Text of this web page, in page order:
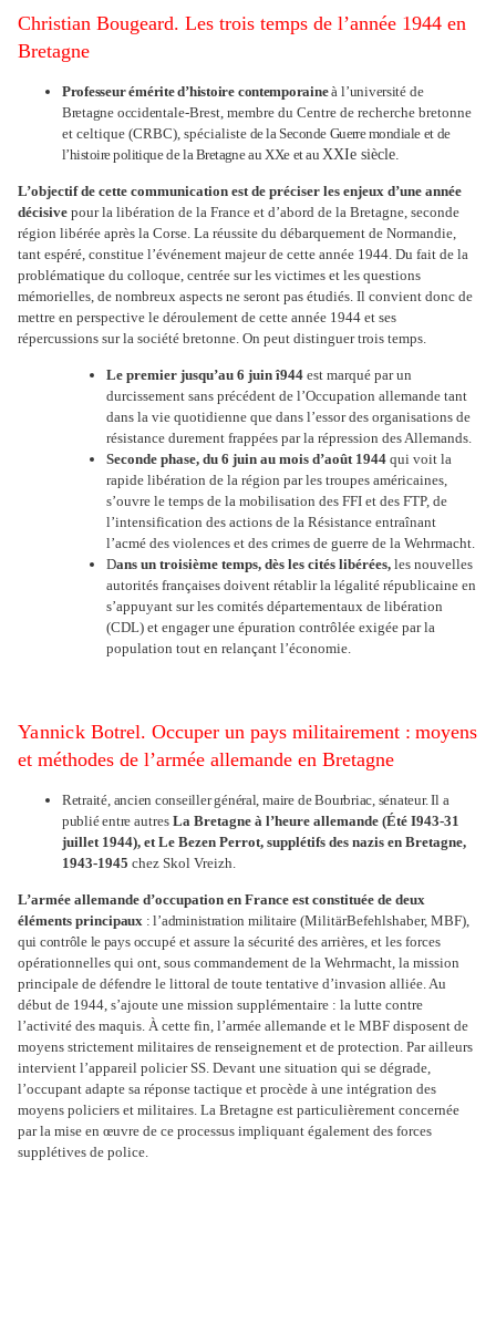
Christian Bougeard. Les trois temps de l’année 1944 en
Bretagne
Professeur émérite d’histoire contemporaine à l’université de
Bretagne occidentale-Brest, membre du Centre de recherche bretonne
et celtique (CRBC), spécialiste de la Seconde Guerre mondiale et de
l’histoire politique de la Bretagne au XXe et au XXIe siècle.
L’objectif de cette communication est de préciser les enjeux d’une année
décisive pour la libération de la France et d’abord de la Bretagne, seconde
région libérée après la Corse. La réussite du débarquement de Normandie,
tant espéré, constitue l’événement majeur de cette année 1944. Du fait de la
problématique du colloque, centrée sur les victimes et les questions
mémorielles, de nombreux aspects ne seront pas étudiés. Il convient donc de
mettre en perspective le déroulement de cette année 1944 et ses
répercussions sur la société bretonne. On peut distinguer trois temps.
Le premier jusqu’au 6 juin î944 est marqué par un
durcissement sans précédent de l’Occupation allemande tant
dans la vie quotidienne que dans l’essor des organisations de
résistance durement frappées par la répression des Allemands.
Seconde phase, du 6 juin au mois d’août 1944 qui voit la
rapide libération de la région par les troupes américaines,
s’ouvre le temps de la mobilisation des FFI et des FTP, de
l’intensification des actions de la Résistance entraînant
l’acmé des violences et des crimes de guerre de la Wehrmacht.
Dans un troisième temps, dès les cités libérées, les nouvelles
autorités françaises doivent rétablir la légalité républicaine en
s’appuyant sur les comités départementaux de libération
(CDL) et engager une épuration contrôlée exigée par la
population tout en relançant l’économie.
YannickBotrel. Occuper un pays militairement : moyens
et méthodes de l’armée allemande en Bretagne
Retraité, ancien conseiller général, maire de Bourbriac, sénateur. Il a
publié entre autres La Bretagne à l’heure allemande (Été I943-31
juillet 1944), et Le Bezen Perrot, supplétifs des nazis en Bretagne,
1943-1945 chez Skol Vreizh.
L’armée allemande d’occupation en France est constituée de deux
éléments principaux: l’administration militaire(MilitärBefehlshaber, MBF),
qui contrôle le pays occupé et assure la sécurité des arrières, et les forces
opérationnelles qui ont, sous commandement de la Wehrmacht, la mission
principale de défendre le littoral de toute tentative d’invasion alliée. Au
début de 1944, s’ajoute une mission supplémentaire : la lutte contre
l’activité des maquis. À cette fin, l’armée allemande et le MBF disposent de
moyens strictement militaires de renseignement et de protection. Par ailleurs
intervient l’appareil policier SS. Devant une situation qui se dégrade,
l’occupant adapte sa réponse tactique et procède à une intégration des
moyens policiers et militaires. La Bretagne est particulièrement concernée
par la mise en œuvre de ce processus impliquant également des forces
supplétives de police.